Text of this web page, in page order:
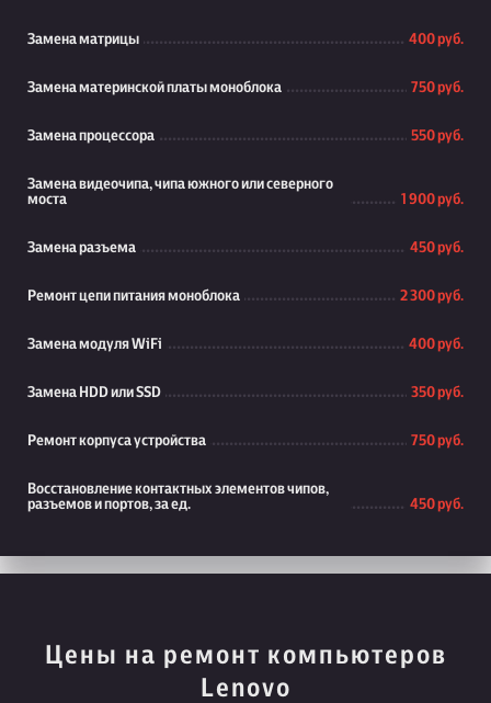
Замена матрицы 400 руб.
Замена материнской платы моноблока 750 руб.
Замена процессора 550 руб.
Замена видеочипа, чипа южного или северного
моста
1 900 руб.
Замена разъема 450 руб.
Ремонт цепи питания моноблока 2 300 руб.
Замена модуля WiFi 400 руб.
Замена HDD или SSD 350 руб.
Ремонт корпуса устройства 750 руб.
Восстановление контактных элементов чипов,
разъемов и портов, за ед.
450 руб.
Цены на ремонт компьютеров
Lenovo